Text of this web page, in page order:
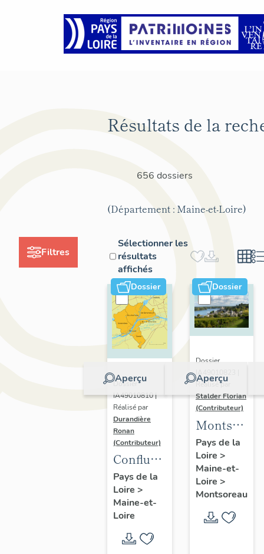
Filtres
Résultats de la
656 dossiers
(Département : Maine-et-Loire)
Sélectionner les
résultats
affichés
Dossier
Aperçu
Dossier
IA49010810 |
Réalisé par
Durandière
Ronan
(Contributeur)
Confluence
Maine-
Loire :
présentation
l'opération
Pays de la
Loire >
Maine-et-
Loire
Dossier
Aperçu
Dossier
IA49010823 |
Réalisé par
Stalder Florian
(Contributeur)
Montsoreau
:
de la
commune
Pays de la
Loire >
Maine-et-
Loire >
Montsoreau